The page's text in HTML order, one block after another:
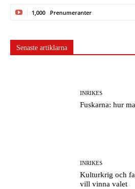
1,000 Prenumeranter
Senaste artiklarna
INRIKES
Fuskarna: hur
INRIKES
Kulturkrig och
vill vinna valet